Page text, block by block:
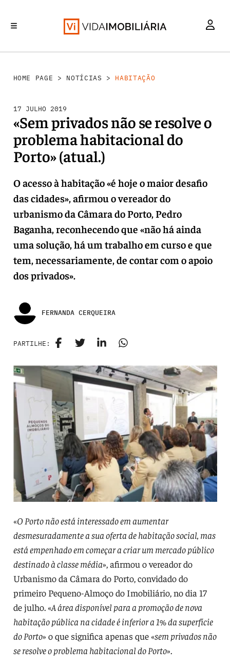
HOME PAGE > NOTÍCIAS > HABITAÇÃO
17 JULHO 2019
«Sem privados não se resolve o
problema habitacional do
Porto» (atual.)
O acesso à habitação «é hoje o maior desafio
das cidades», afirmou o vereador do
urbanismo da Câmara do Porto, Pedro
Baganha, reconhecendo que «não há ainda
uma solução, há um trabalho em curso e que
tem, necessariamente, de contar com o apoio
dos privados».
FERNANDA CERQUEIRA
PARTILHE:
«O Porto não está interessado em aumentar
desmesuradamente a sua oferta de habitação social, mas
está empenhado em começar a criar um mercado público
destinado à classe média», afirmou o vereador do
Urbanismo da Câmara do Porto, convidado do
primeiro Pequeno-Almoço do Imobiliário, no dia 17
de julho. «A área disponível para a promoção de nova
habitação pública na cidade é inferior a 1% da superfície
do Porto» o que significa apenas que «sem privados não
se resolve o problema habitacional do Porto».